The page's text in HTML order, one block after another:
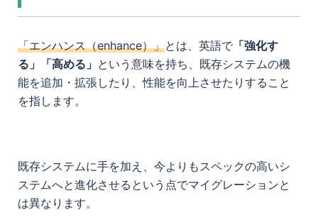
「エンハンス（enhance）」とは、英語で 「強化す
る」「高める」 という意味を持ち、既存システムの機
能を追加・拡張したり、性能を向上させたりすること
を指します。
既存システムに手を加え、今よりもスペックの高いシ
ステムへと進化させるという点でマイグレーションと
は異なります。